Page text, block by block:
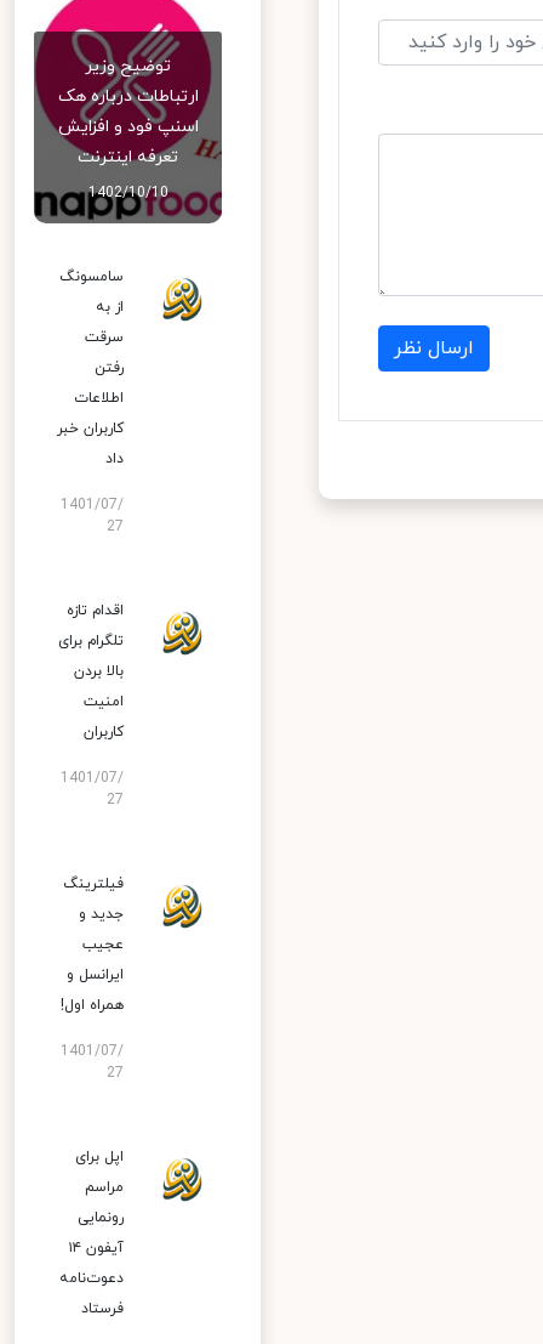
ارسال نظر
توضیح وزیر
ارتباطات درباره هک
اسنپ‌ فود و افزایش
تعرفه اینترنت
1402/10/10
سامسونگ
از به
سرقت
رفتن
اطلاعات
کاربران خبر
داد
1401/07/
27
اقدام تازه
تلگرام برای
بالا بردن
امنیت
کاربران
1401/07/
27
فیلترینگ
جدید و
عجیب
ایرانسل و
همراه اول!
1401/07/
27
اپل برای
مراسم
رونمایی
آیفون ۱۴
دعوت‌نامه
فرستاد